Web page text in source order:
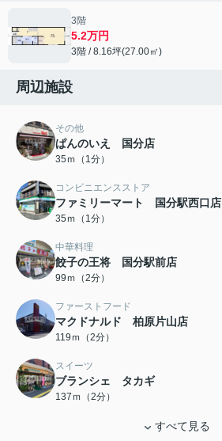
3階
5.2万円
3階 / 8.16坪(27.00㎡)
周辺施設
その他
ぱんのいえ 国分店
35ｍ（1分）
コンビニエンスストア
ファミリーマート 国分駅西口店
35ｍ（1分）
中華料理
餃子の王将 国分駅前店
99ｍ（2分）
ファーストフード
マクドナルド 柏原片山店
119ｍ（2分）
スイーツ
ブランシェ タカギ
137ｍ（2分）
すべて見る